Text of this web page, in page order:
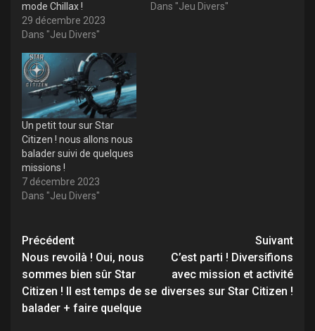
mode Chillax !
29 décembre 2023
Dans "Jeu Divers"
Dans "Jeu Divers"
Un petit tour sur Star
Citizen ! nous allons nous
balader suivi de quelques
missions !
7 décembre 2023
Dans "Jeu Divers"
Navigation
d’article
Précédent
Nous revoilà ! Oui, nous
sommes bien sûr Star
Citizen ! Il est temps de se
balader + faire quelque
Suivant
C’est parti ! Diversifions
avec mission et activité
diverses sur Star Citizen !